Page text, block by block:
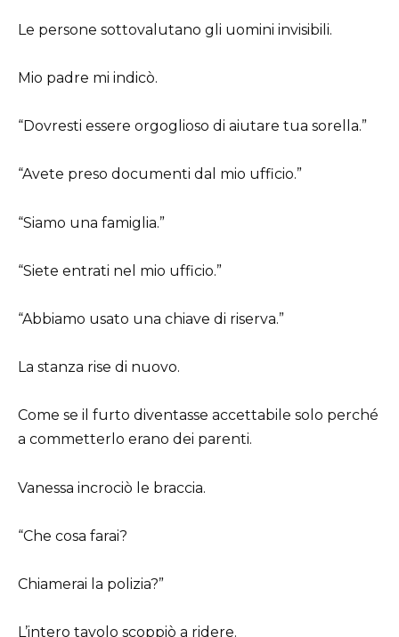
Le persone sottovalutano gli uomini invisibili.
Mio padre mi indicò.
“Dovresti essere orgoglioso di aiutare tua sorella.”
“Avete preso documenti dal mio ufficio.”
“Siamo una famiglia.”
“Siete entrati nel mio ufficio.”
“Abbiamo usato una chiave di riserva.”
La stanza rise di nuovo.
Come se il furto diventasse accettabile solo perché
a commetterlo erano dei parenti.
Vanessa incrociò le braccia.
“Che cosa farai?
Chiamerai la polizia?”
L’intero tavolo scoppiò a ridere.